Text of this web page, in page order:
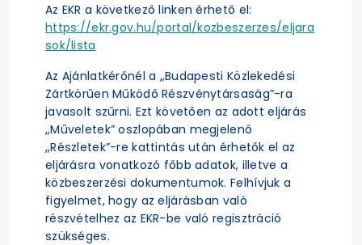
Az EKR a következő linken érhető el:
https://ekr.gov.hu/portal/kozbeszerzes/eljara
sok/lista
Az Ajánlatkérőnél a „Budapesti Közlekedési
Zártkörűen Működő Részvénytársaság”-ra
javasolt szűrni. Ezt követően az adott eljárás
„Műveletek” oszlopában megjelenő
„Részletek”-re kattintás után érhetők el az
eljárásra vonatkozó főbb adatok, illetve a
közbeszerzési dokumentumok. Felhívjuk a
figyelmet, hogy az eljárásban való
részvételhez az EKR-be való regisztráció
szükséges.